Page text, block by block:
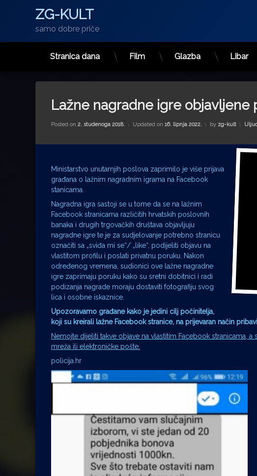
ZG-KULT
samo dobre priče
Stranica dana Film Glazba Libar
Lažne nagradne igre objavljene
Posted on 2. studenoga 2018. Updated on 16. lipnja 2022. by zg-kult
Ministarstvo unutarnjih poslova zaprimilo je više prijava
građana o lažnim nagradnim igrama na Facebook
stanicama.
Nagradna igra sastoji se u tome da se na lažnim
Facebook stranicama različitih hrvatskih poslovnih
banaka i drugih trgovačkih društava objavljuju
nagradne igre te je za sudjelovanje potrebno stranicu
označiti sa „sviđa mi se“/ „like“, podijeliti objavu na
vlastitom profilu i poslati privatnu poruku. Nakon
određenog vremena, sudionici ove lažne nagradne
igre zaprimaju poruku kako su sretni dobitnici i radi
podizanja nagrade moraju dostaviti fotografiju svog
lica i osobne iskaznice.
Upozoravamo građane kako je jedini cilj počinitelja,
koji su kreirali lažne Facebook stranice, na prijevaran način
Nemojte dijeliti takve objave na vlastitim Facebook stranicama,
mreža ili elektroničke pošte.
policija.hr